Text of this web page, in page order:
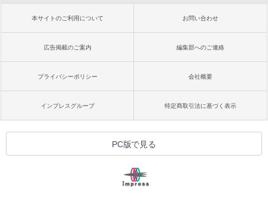
本サイトのご利用について お問い合わせ
広告掲載のご案内 編集部へのご連絡
プライバシーポリシー 会社概要
インプレスグループ 特定商取引法に基づく表示
PC版で見る